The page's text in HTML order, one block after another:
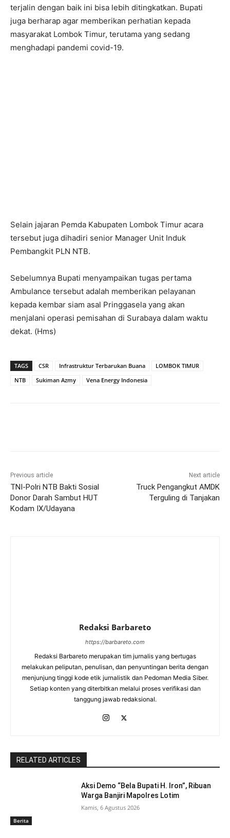
terjalin dengan baik ini bisa lebih ditingkatkan. Bupati
juga berharap agar memberikan perhatian kepada
masyarakat Lombok Timur, terutama yang sedang
menghadapi pandemi covid-19.
Selain jajaran Pemda Kabupaten Lombok Timur acara
tersebut juga dihadiri senior Manager Unit Induk
Pembangkit PLN NTB.
Sebelumnya Bupati menyampaikan tugas pertama
Ambulance tersebut adalah memberikan pelayanan
kepada kembar siam asal Pringgasela yang akan
menjalani operasi pemisahan di Surabaya dalam waktu
dekat. (Hms)
TAGS CSR Infrastruktur Terbarukan Buana
LOMBOK TIMUR
NTB
Sukiman Azmy Vena Energy Indonesia
Previous article
TNI-Polri NTB Bakti Sosial
Donor Darah Sambut HUT
Kodam IX/Udayana
Next article
Truck Pengangkut AMDK
Terguling di Tanjakan
Redaksi Barbareto
https://barbareto.com
Redaksi Barbareto merupakan tim jurnalis yang bertugas
melakukan peliputan, penulisan, dan penyuntingan berita dengan
menjunjung tinggi kode etik jurnalistik dan Pedoman Media Siber.
Setiap konten yang diterbitkan melalui proses verifikasi dan
tanggung jawab redaksional.
RELATED ARTICLES
Berita
Aksi Demo “Bela Bupati H. Iron”, Ribuan
Warga Banjiri Mapolres Lotim
Kamis, 6 Agustus 2026